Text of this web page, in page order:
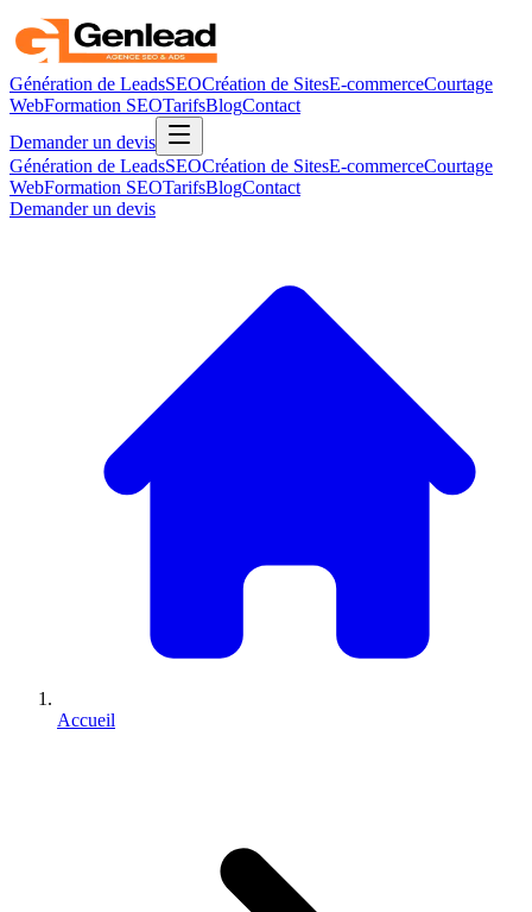
Génération de LeadsSEOCréation de SitesE-commerceCourtage
WebFormation SEOTarifsBlogContact
Demander un devis
Génération de LeadsSEOCréation de SitesE-commerceCourtage
WebFormation SEOTarifsBlogContact
Demander un devis
Accueil